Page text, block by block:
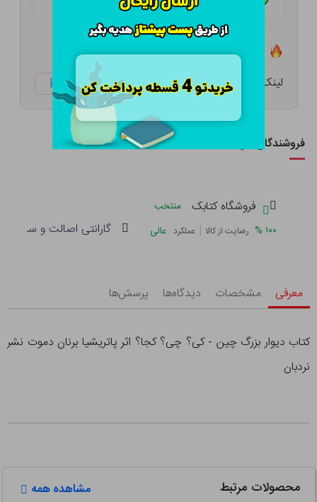
لینک کوتاه: ketabtala.com/sbp-42243
فروشندگان این کالا
فروشگاه کتابک
منتخب
۱۰۰ % رضایت از کالا | عملکرد عالی گارانتی اصالت و سلامت
معرفی مشخصات دیدگاه‌ها پرسش‌ها
کتاب دیوار بزرگ چین - کی؟ چی؟ کجا؟ اثر پاتریشیا برنان دموت نشر
نردبان
محصولات مرتبط مشاهده همه